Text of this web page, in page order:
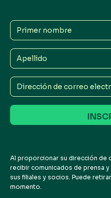
Primer
nombre
Apellido
Dirección
de
correo
electrónico
Al proporcionar su dirección de
recibir comunicados de prensa
sus filiales y socios. Puede
momento.